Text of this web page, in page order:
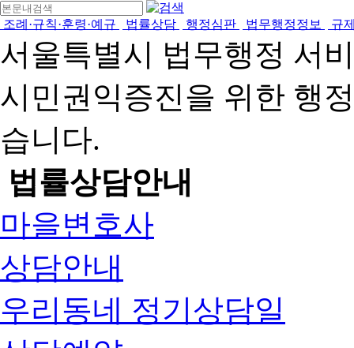
조례·규칙·훈령·예규 법률상담 행정심판 법무행정정보 규
서울특별시 법무행정 서
시민권익증진을 위한 행
습니다.
법률상담안내
마을변호사
상담안내
우리동네 정기상담일